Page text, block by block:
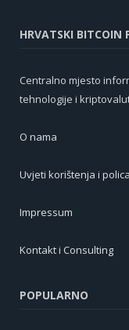
HRVATSKI BITCOIN
Centralno mjesto
tehnologije i
O nama
Uvjeti korištenja i
Impressum
Kontakt i Consulting
POPULARNO